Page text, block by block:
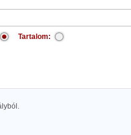
Tartalom: